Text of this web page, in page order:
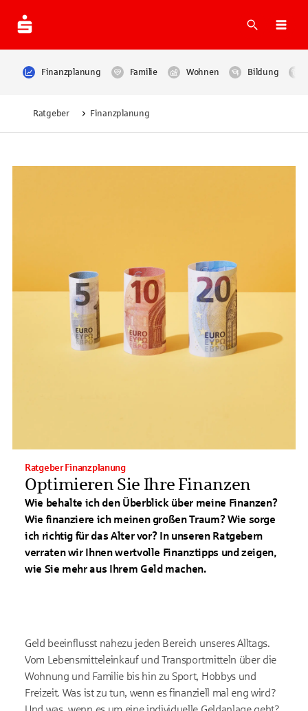
Suche
Finanzplanung Familie Wohnen Bildung
Ratgeber Finanzplanung
Optimieren Sie Ihre Finanzen
Ratgeber Finanzplanung
Wie behalte ich den Überblick über meine Finanzen?
Wie finanziere ich meinen großen Traum? Wie sorge
ich richtig für das Alter vor? In unseren Ratgebern
verraten wir Ihnen wertvolle Finanztipps und zeigen,
wie Sie mehr aus Ihrem Geld machen.
Geld beeinflusst nahezu jeden Bereich unseres Alltags.
Vom Lebensmitteleinkauf und Transportmitteln über die
Wohnung und Familie bis hin zu Sport, Hobbys und
Freizeit. Was ist zu tun, wenn es finanziell mal eng wird?